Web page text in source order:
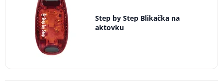
Step by Step Blikačka na
aktovku